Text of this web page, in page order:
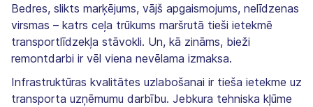
Bedres, slikts marķējums, vājš apgaismojums, nelīdzenas
virsmas – katrs ceļa trūkums maršrutā tieši ietekmē
transportlīdzekļa stāvokli. Un, kā zināms, bieži
remontdarbi ir vēl viena nevēlama izmaksa.
Infrastruktūras kvalitātes uzlabošanai ir tieša ietekme uz
transporta uzņēmumu darbību. Jebkura tehniska kļūme